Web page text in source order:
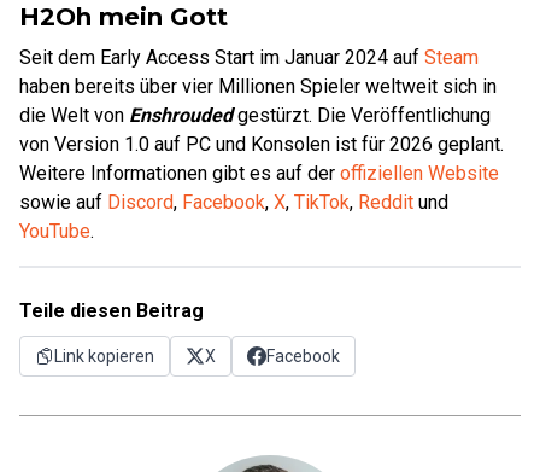
H2Oh mein Gott
Seit dem Early Access Start im Januar 2024 auf Steam
haben bereits über vier Millionen Spieler weltweit sich in
die Welt von Enshroudedgestürzt. Die Veröffentlichung
von Version 1.0 auf PC und Konsolen ist für 2026 geplant.
Weitere Informationen gibt es auf der offiziellen Website
sowie auf Discord, Facebook, X, TikTok, Reddit und
YouTube.
Teile diesen Beitrag
Link kopieren X Facebook